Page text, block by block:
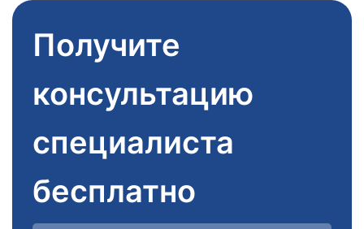
Получите
консультацию
специалиста
бесплатно